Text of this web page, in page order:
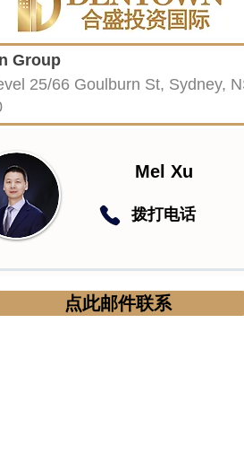
Group
25/66 Goulburn St, Sydney,
Mel Xu
​拨打电话
点此邮件联系